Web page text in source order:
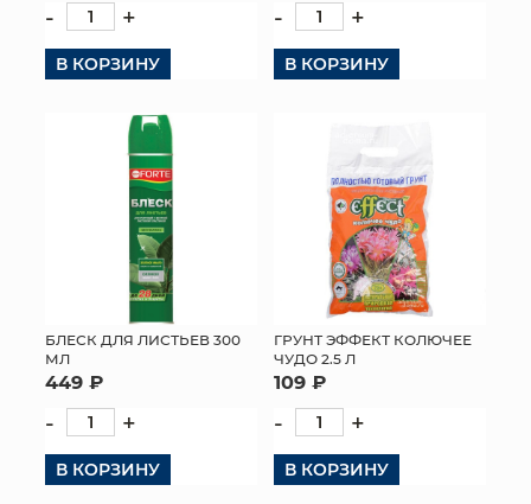
- +
В КОРЗИНУ
- +
В КОРЗИНУ
БЛЕСК ДЛЯ ЛИСТЬЕВ 300
МЛ
449 ₽
- +
В КОРЗИНУ
ГРУНТ ЭФФЕКТ КОЛЮЧЕЕ
ЧУДО 2.5 Л
109 ₽
- +
В КОРЗИНУ